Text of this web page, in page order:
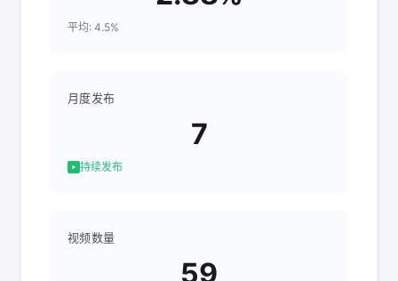
平均: 4.5%
月度发布
7
持续发布
视频数量
59